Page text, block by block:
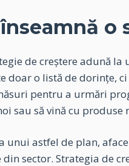
o
de creștere adună
doar o listă de dorințe,
pentru a urmări
sau să vină cu
unui astfel de plan,
din sector. Strategia de